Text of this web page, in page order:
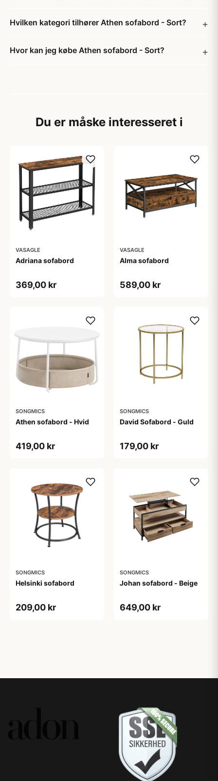
Hvilken kategori tilhører Athen sofabord - Sort?
Hvor kan jeg købe Athen sofabord - Sort?
Du er måske interesseret i
VASAGLE
Adriana sofabord
369,00 kr
VASAGLE
Alma sofabord
589,00 kr
SONGMICS
Athen sofabord - Hvid
419,00 kr
SONGMICS
David Sofabord - Guld
179,00 kr
SONGMICS
Helsinki sofabord
209,00 kr
SONGMICS
Johan sofabord - Beige
649,00 kr